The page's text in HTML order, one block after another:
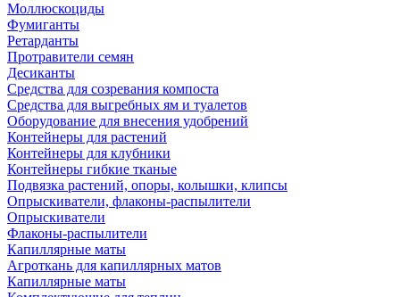
Моллюскоциды
Фумиганты
Ретарданты
Протравители семян
Десиканты
Средства для созревания компоста
Средства для выгребных ям и туалетов
Оборудование для внесения удобрений
Контейнеры для растений
Контейнеры для клубники
Контейнеры гибкие тканые
Подвязка растений, опоры, колышки, клипсы
Опрыскиватели, флаконы-распылители
Опрыскиватели
Флаконы-распылители
Капиллярные маты
Агроткань для капиллярных матов
Капиллярные маты